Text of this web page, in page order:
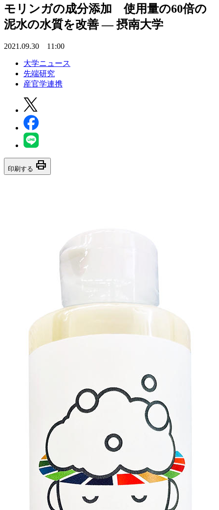
モリンガの成分添加 使用量の60倍の
泥水の水質を改善 — 摂南大学
2021.09.30 11:00
大学ニュース
先端研究
産官学連携
印刷する print